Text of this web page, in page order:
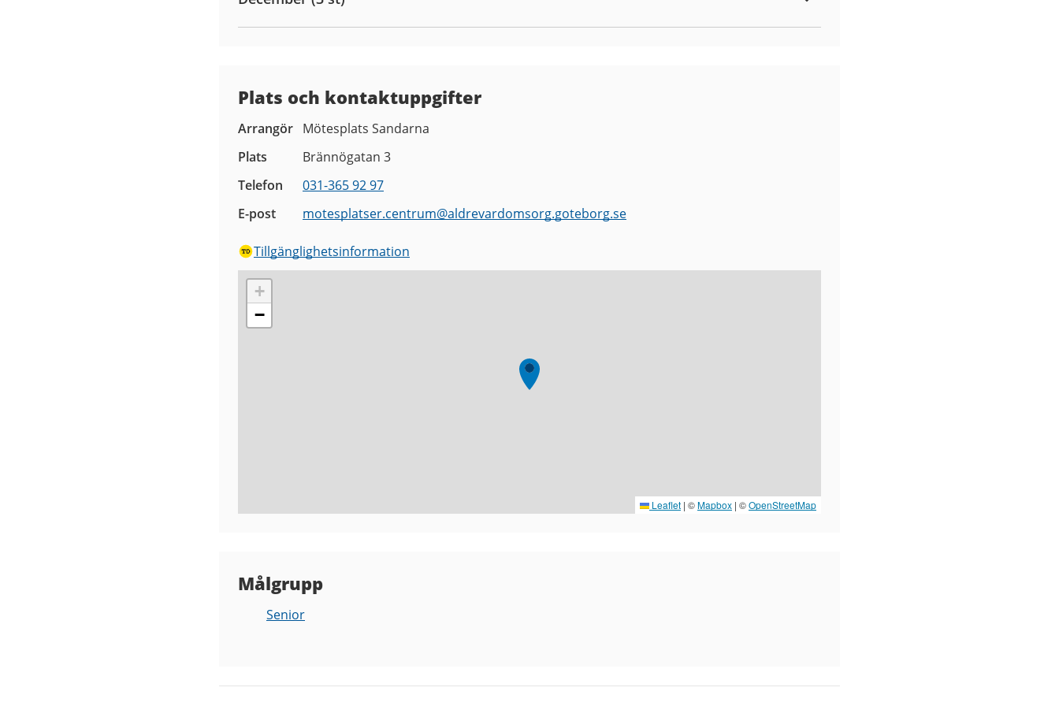
Plats och kontaktuppgifter
Arrangör Mötesplats Sandarna
Plats
Brännögatan 3
Telefon
031-365 92 97
E-post
motesplatser.centrum@aldrevardomsorg.goteborg.se
Tillgänglighetsinformation
+
−
Leaflet | ©Mapbox | ©OpenStreetMap
Målgrupp
Senior